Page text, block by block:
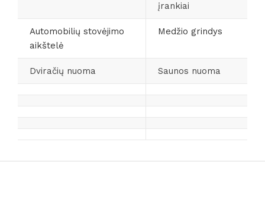
įrankiai
Automobilių stovėjimo
aikštelė
Medžio grindys
Dviračių nuoma Saunos nuoma